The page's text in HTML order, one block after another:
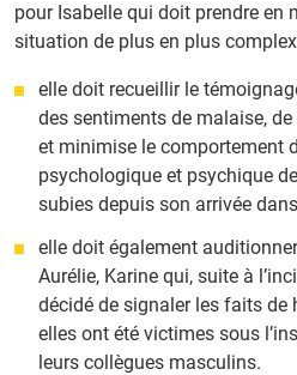
pour Isabelle qui doit prendre en
situation de plus en plus
elle doit recueillir le
des sentiments de malaise,
et minimise le comportement
psychologique et psychique
subies depuis son arrivée
elle doit également
Aurélie, Karine qui, suite à
décidé de signaler les faits de
elles ont été victimes sous
leurs collègues masculins.